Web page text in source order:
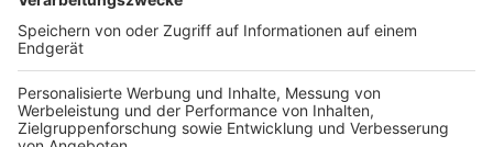
TOP-VEREINE